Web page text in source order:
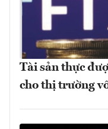
Tài sản thực
cho thị trường